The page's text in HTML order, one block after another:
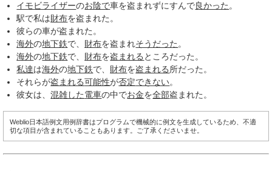
イモビライザーのお陰で車を盗まれずにすんで良かった 。
駅で私は財布を盗まれた。
彼らの車が盗まれた。
海外の地下鉄で、 財布を盗まれそうだった 。
海外の地下鉄で、 財布を盗まれる ところだった。
私達は海外の地下鉄で、 財布を盗まれる所だった。
それらが盗まれる可能性が否定できない。
彼女は、混雑した電車の中でお金を全部盗まれた。
Weblio日本語例文用例辞書はプログラムで機械的に例文を生成しているため、不適
切な項目が含まれていることもあります。ご了承くださいませ。